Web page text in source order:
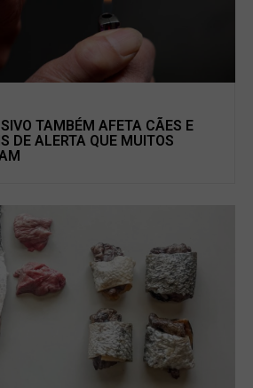
TAMBÉM AFETA CÃES E
DE ALERTA QUE MUITOS